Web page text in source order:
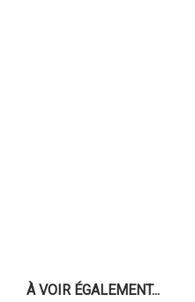
À VOIR ÉGALEMENT...